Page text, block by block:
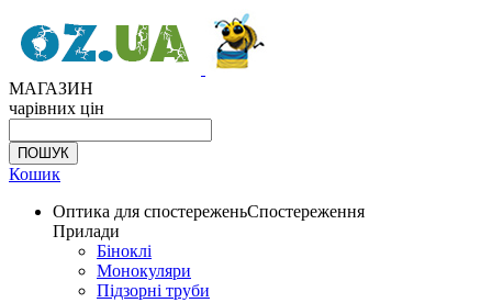
МАГАЗИН
чарівних цін
Кошик
Оптика для спостереженьСпостереження
Прилади
Біноклі
Монокуляри
Підзорні труби